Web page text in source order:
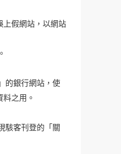
上假網站，以網站
的銀行網站，使
之用。
駭客刊登的「關